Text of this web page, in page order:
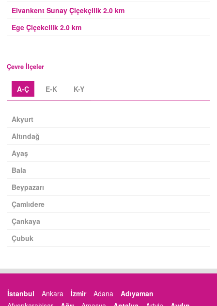
Elvankent Sunay Çiçekçilik 2.0 km
Ege Çiçekcilik 2.0 km
Çevre İlçeler
A-Ç E-K K-Y
Akyurt
Altındağ
Ayaş
Bala
Beypazarı
Çamlıdere
Çankaya
Çubuk
İstanbul Ankara İzmir Adana
Adıyaman